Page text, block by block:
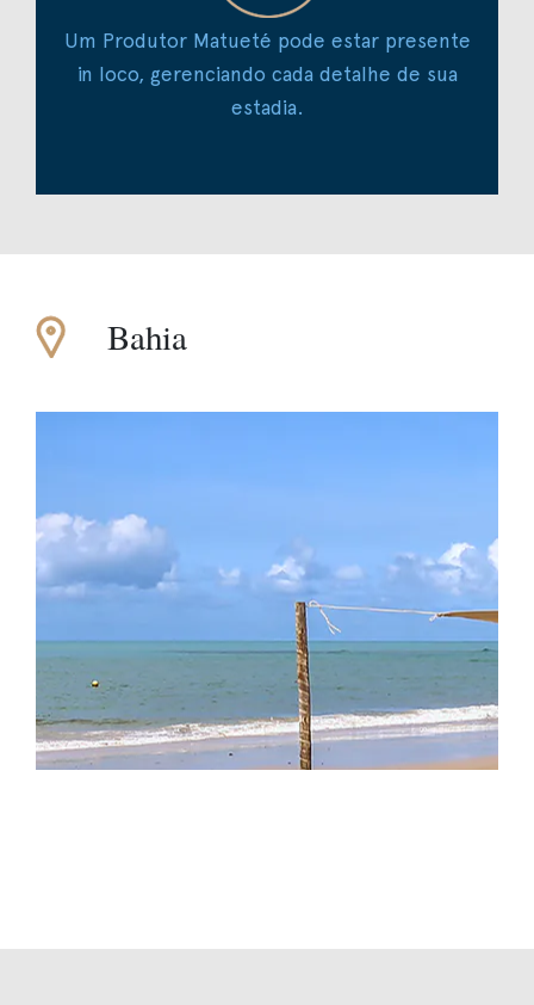
Um Produtor Matueté pode estar presente
in loco, gerenciando cada detalhe de sua
estadia.
Bahia